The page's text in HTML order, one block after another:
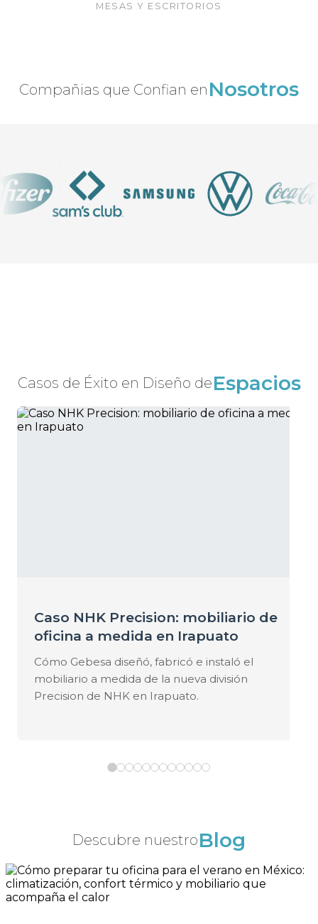
MESAS Y ESCRITORIOS
Compañias que Confian en Nosotros
Casos de Éxito en Diseño deEspacios
Caso NHK Precision: mobiliario de
oficina a medida en Irapuato
Cómo Gebesa diseñó, fabricó e instaló el
mobiliario a medida de la nueva división
Precision de NHK en Irapuato.
Descubre nuestroBlog